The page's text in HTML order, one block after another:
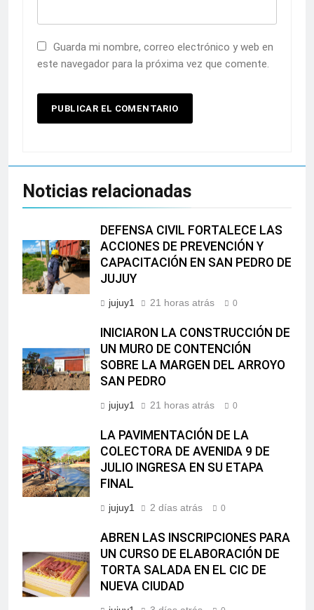
Guarda mi nombre, correo electrónico y web en
este navegador para la próxima vez que comente.
Noticias relacionadas
DEFENSA CIVIL FORTALECE LAS
ACCIONES DE PREVENCIÓN Y
CAPACITACIÓN EN SAN PEDRO DE
JUJUY
jujuy1 21 horas atrás 0
INICIARON LA CONSTRUCCIÓN DE
UN MURO DE CONTENCIÓN
SOBRE LA MARGEN DEL ARROYO
SAN PEDRO
jujuy1 21 horas atrás 0
LA PAVIMENTACIÓN DE LA
COLECTORA DE AVENIDA 9 DE
JULIO INGRESA EN SU ETAPA
FINAL
jujuy1 2 días atrás 0
ABREN LAS INSCRIPCIONES PARA
UN CURSO DE ELABORACIÓN DE
TORTA SALADA EN EL CIC DE
NUEVA CIUDAD